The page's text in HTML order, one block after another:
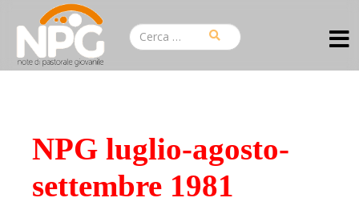
NPG luglio-agosto-
settembre 1981